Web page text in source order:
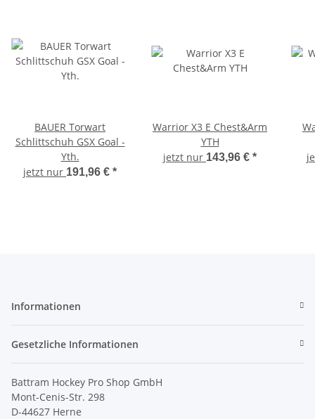
BAUER Torwart
Schlittschuh GSX Goal -
Yth.
jetzt nur 191,96 € *
Warrior X3 E Chest&Arm
YTH
jetzt nur 143,96 € *
Informationen
Gesetzliche Informationen
Battram Hockey Pro Shop GmbH
Mont-Cenis-Str. 298
D-44627 Herne